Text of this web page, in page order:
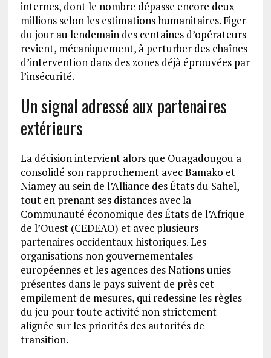
internes, dont le nombre dépasse encore deux
millions selon les estimations humanitaires. Figer
du jour au lendemain des centaines d’opérateurs
revient, mécaniquement, à perturber des chaînes
d’intervention dans des zones déjà éprouvées par
l’insécurité.
Un signal adressé aux partenaires
extérieurs
La décision intervient alors que Ouagadougou a
consolidé son rapprochement avec Bamako et
Niamey au sein de l’Alliance des États du Sahel,
tout en prenant ses distances avec la
Communauté économique des États de l’Afrique
de l’Ouest (CEDEAO) et avec plusieurs
partenaires occidentaux historiques. Les
organisations non gouvernementales
européennes et les agences des Nations unies
présentes dans le pays suivent de près cet
empilement de mesures, qui redessine les règles
du jeu pour toute activité non strictement
alignée sur les priorités des autorités de
transition.